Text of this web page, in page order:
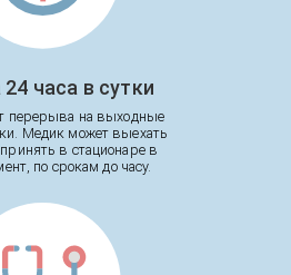
часа в сутки
перерыва на выходные
Медик может выехать
в стационаре в
по срокам до часу.